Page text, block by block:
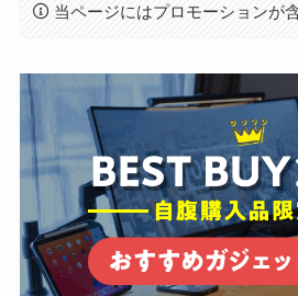
当ページにはプロモーションが